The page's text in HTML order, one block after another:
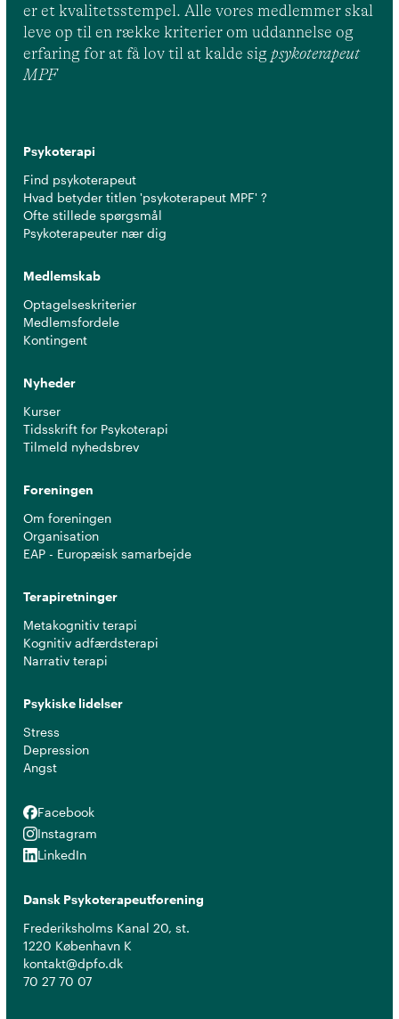
er et kvalitetsstempel. Alle vores medlemmer skal
leve op til en række kriterier om uddannelse og
erfaring for at få lov til at kalde sig psykoterapeut
MPF
Psykoterapi
Find psykoterapeut
Hvad betyder titlen 'psykoterapeut MPF' ?
Ofte stillede spørgsmål
Psykoterapeuter nær dig
Medlemskab
Optagelseskriterier
Medlemsfordele
Kontingent
Nyheder
Kurser
Tidsskrift for Psykoterapi
Tilmeld nyhedsbrev
Foreningen
Om foreningen
Organisation
EAP - Europæisk samarbejde
Terapiretninger
Metakognitiv terapi
Kognitiv adfærdsterapi
Narrativ terapi
Psykiske lidelser
Stress
Depression
Angst
Facebook
Facebook
Instagram
Instagram
LinkedIn
LinkedIn
Dansk Psykoterapeutforening
Frederiksholms Kanal 20, st.
1220 København K
kontakt@dpfo.dk
70 27 70 07